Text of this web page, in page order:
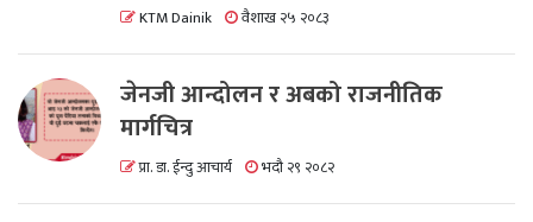
KTM Dainik वैशाख २५ २०८३
जेनजी आन्दोलन र अबको राजनीतिक
मार्गचित्र
प्रा. डा. ईन्दु आचार्य भदौ २९ २०८२